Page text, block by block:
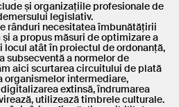
și organizațiile profesionale de
legislativ.
rânduri necesitatea îmbunătățirii
a propus măsuri de optimizare a
locul atât în proiectul de ordonanță,
subsecventă a normelor de
aici scurtarea circuitului de plată
organismelor intermediare,
extinsă, îndrumarea
utilizează timbrele culturale.